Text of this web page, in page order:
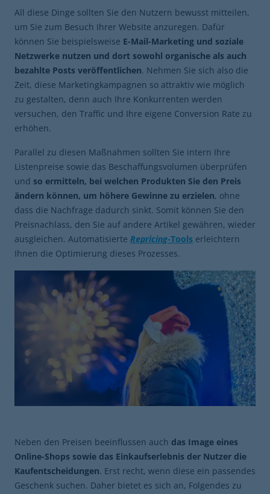
All diese Dinge sollten Sie den Nutzern bewusst mitteilen,
um Sie zum Besuch Ihrer Website anzuregen. Dafür
können Sie beispielsweise E-Mail-Marketing und soziale
Netzwerke nutzen und dort sowohl organische als auch
bezahlte Posts veröffentlichen. Nehmen Sie sich also die
Zeit, diese Marketingkampagnen so attraktiv wie möglich
zu gestalten, denn auch Ihre Konkurrenten werden
versuchen, den Traffic und Ihre eigene Conversion Rate zu
erhöhen.
Parallel zu diesen Maßnahmen sollten Sie intern Ihre
Listenpreise sowie das Beschaffungsvolumen überprüfen
und so ermitteln, bei welchen Produkten Sie den Preis
ändern können, um höhere Gewinne zu erzielen, ohne
dass die Nachfrage dadurch sinkt. Somit können Sie den
Preisnachlass, den Sie auf andere Artikel gewähren, wieder
ausgleichen. Automatisierte Repricing-Tools erleichtern
Ihnen die Optimierung dieses Prozesses.
Neben den Preisen beeinflussen auch das Image eines
Online-Shops sowie das Einkaufserlebnis der Nutzer die
Kaufentscheidungen. Erst recht, wenn diese ein passendes
Geschenk suchen. Daher bietet es sich an, Folgendes zu